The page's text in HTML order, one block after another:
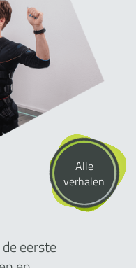
Alle
verhalen
eerste